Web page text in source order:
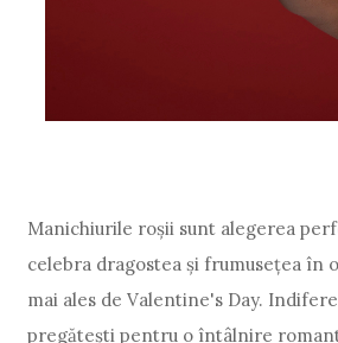
Manichiurile roșii sunt alegerea
celebra dragostea și frumusețea în
mai ales de Valentine's Day.
pregătești pentru o întâlnire